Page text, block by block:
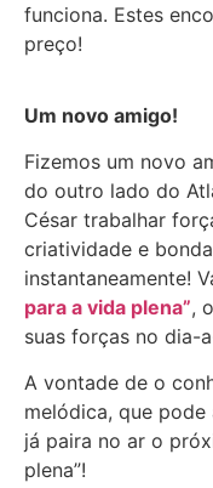
funciona. Estes
preço!
Um novo amigo!
Fizemos um novo
do outro lado do
César trabalhar
criatividade e
instantaneamente!
para a vida plena”,
suas forças no dia-
A vontade de o
melódica, que pode
já paira no ar o
plena”!